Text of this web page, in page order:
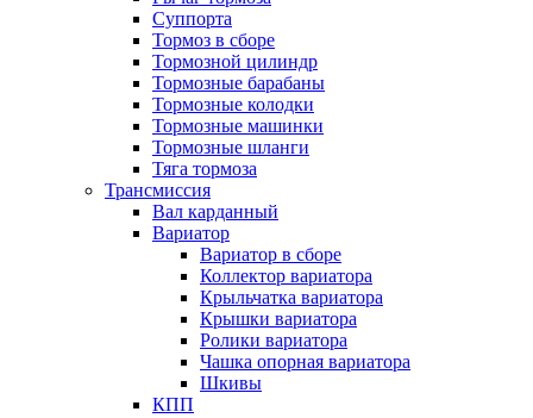
Суппорта
Тормоз в сборе
Тормозной цилиндр
Тормозные барабаны
Тормозные колодки
Тормозные машинки
Тормозные шланги
Тяга тормоза
Трансмиссия
Вал карданный
Вариатор
Вариатор в сборе
Коллектор вариатора
Крыльчатка вариатора
Крышки вариатора
Ролики вариатора
Чашка опорная вариатора
Шкивы
КПП